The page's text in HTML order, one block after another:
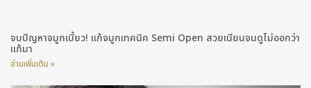
จบปัญหาจมูกเบี้ยว! แก้จมูกเทคนิค Semi Open สวยเนียนจนดูไม่ออกว่า
แก้มา
อ่านเพิ่มเติม »